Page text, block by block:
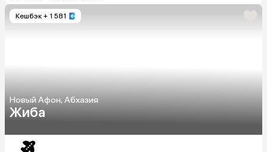
Кешбэк + 1 581
Новый Афон, Абхазия
Жиба